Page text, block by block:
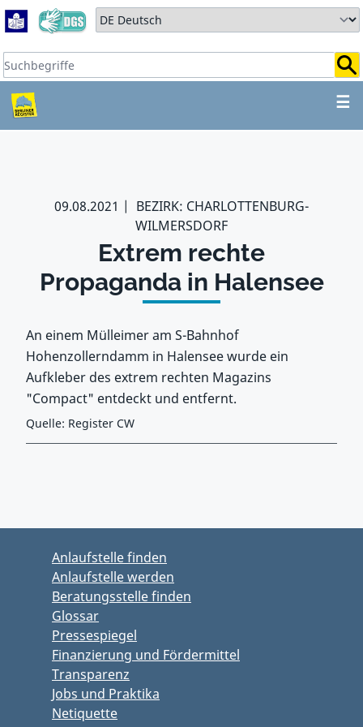
Zum Hauptbereich springen
Zum Hauptmenü springen
Sprache auswählen:
Suchbegriffe:
☰
ZUM HAUPTBEREICH
09.08.2021
BEZIRK: CHARLOTTENBURG-
WILMERSDORF
Extrem rechte
Propaganda in Halensee
An einem Mülleimer am S-Bahnhof
Hohenzollerndamm in Halensee wurde ein
Aufkleber des extrem rechten Magazins
"Compact" entdeckt und entfernt.
Quelle: Register CW
Anlaufstelle finden
Anlaufstelle werden
Beratungsstelle finden
Glossar
Pressespiegel
Finanzierung und Fördermittel
Transparenz
Jobs und Praktika
Netiquette